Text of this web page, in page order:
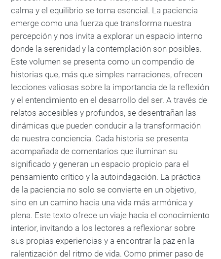
calma y el equilibrio se torna esencial. La paciencia
emerge como una fuerza que transforma nuestra
percepción y nos invita a explorar un espacio interno
donde la serenidad y la contemplación son posibles.
Este volumen se presenta como un compendio de
historias que, más que simples narraciones, ofrecen
lecciones valiosas sobre la importancia de la reflexión
y el entendimiento en el desarrollo del ser. A través de
relatos accesibles y profundos, se desentrañan las
dinámicas que pueden conducir a la transformación
de nuestra conciencia. Cada historia se presenta
acompañada de comentarios que iluminan su
significado y generan un espacio propicio para el
pensamiento crítico y la autoindagación. La práctica
de la paciencia no solo se convierte en un objetivo,
sino en un camino hacia una vida más armónica y
plena. Este texto ofrece un viaje hacia el conocimiento
interior, invitando a los lectores a reflexionar sobre
sus propias experiencias y a encontrar la paz en la
ralentización del ritmo de vida. Como primer paso de